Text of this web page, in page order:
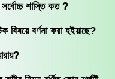
সর্বোচ্চ শাস্তি কত ?
বিষয়ে বর্ণনা করা হইয়াছে?